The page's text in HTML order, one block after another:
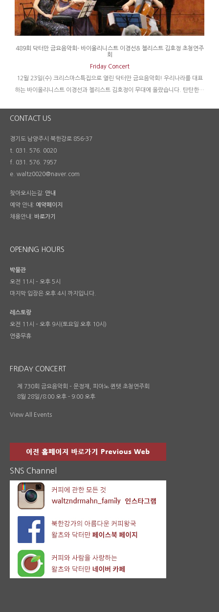
489회 닥터만 금요음악회- 바이올리니스트 이경선& 첼리스트 김호정 초청연주
회
Friday Concert
12월 23일(수) 크리스마스특집으로 열린 닥터만 금요음악회! 우리나라를 대표
하는 바이올리니스트 이경선과 첼리스트 김호정이 무대에 올랐습니다. 탄탄한…
CONTACT US
경기도 남양주시 북한강로 856-37
t. 031. 576. 0020
f. 031. 576. 7957
e. waltz0020@naver.com
찾아오시는길: 안내
예약 안내: 예약페이지
채용안내: 바로가기
OPENING HOURS
박물관
오전 11시 – 오후 5시
마지막 입장은 오후 4시 까지입니다.
레스토랑
오전 11시 – 오후 9시(토요일 오후 10시)
연중무휴
FRIDAY CONCERT
제 730회 금요음악회 – 문정재, 피아노 퀸텟 초청연주회
8월 28일/8:00 오후 - 9:00 오후
View All Events
SNS Channel